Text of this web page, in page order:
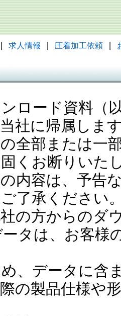
求人情報 圧着加工依頼
ロード資料（
社に帰属しま
全部または一
くお断りいた
内容は、予告
了承ください
の方からのダ
タは、お客様
、データに含
の製品仕様や